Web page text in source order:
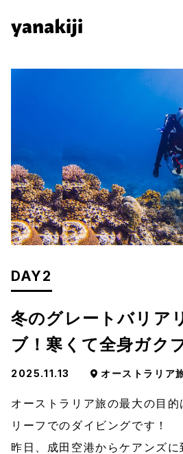
content
DAY2
冬のグレートバリア
ブ！寒くて全身ガク
2025.11.13 オーストラリア
オーストラリア旅の最大の目
リーフでのダイビングです！
昨日、成田空港からケアンズ